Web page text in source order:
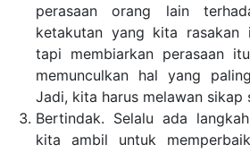
perasaan orang lain
ketakutan yang kita rasakan
tapi membiarkan perasaan
memunculkan hal yang
Jadi, kita harus melawan sikap
Bertindak. Selalu ada
kita ambil untuk